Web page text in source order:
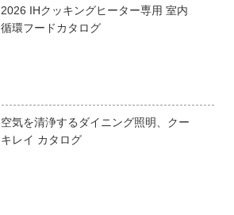
2026 IHクッキングヒーター専用 室内
循環フードカタログ
空気を清浄するダイニング照明、クー
キレイ カタログ